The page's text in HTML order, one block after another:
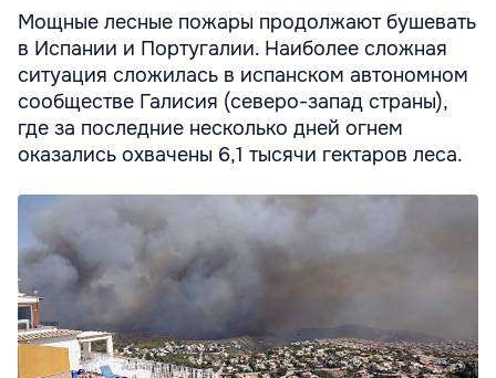
Мощные лесные пожары продолжают бушевать
в Испании и Португалии. Наиболее сложная
ситуация сложилась в испанском автономном
сообществе Галисия (северо-запад страны),
где за последние несколько дней огнем
оказались охвачены 6,1 тысячи гектаров леса.